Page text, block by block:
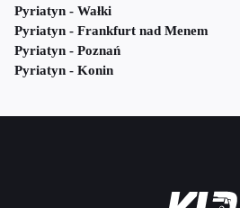
Pyriatyn - Wałki
Pyriatyn - Frankfurt nad Menem
Pyriatyn - Poznań
Pyriatyn - Konin